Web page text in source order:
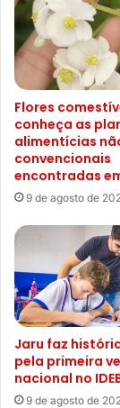
Flores
conheça as
alimentícias
convencionais
encontradas
9 de agosto de
Jaru faz
pela primeira
nacional no
9 de agosto de